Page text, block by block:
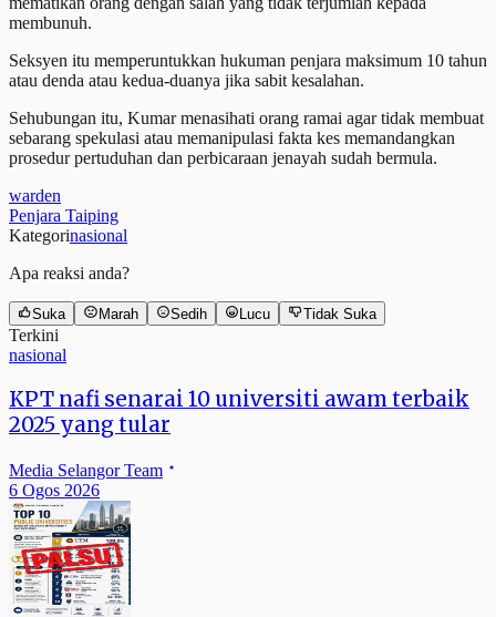
membunuh.
Seksyen itu memperuntukkan hukuman penjara maksimum 10 tahun
atau denda atau kedua-duanya jika sabit kesalahan.
Sehubungan itu, Kumar menasihati orang ramai agar tidak membuat
sebarang spekulasi atau memanipulasi fakta kes memandangkan
prosedur pertuduhan dan perbicaraan jenayah sudah bermula.
warden
Penjara Taiping
Kategorinasional
Apa reaksi anda?
Suka Marah Sedih Lucu Tidak Suka
Terkini
nasional
KPT nafi senarai 10 universiti awam terbaik
2025 yang tular
Media Selangor Team
6 Ogos 2026